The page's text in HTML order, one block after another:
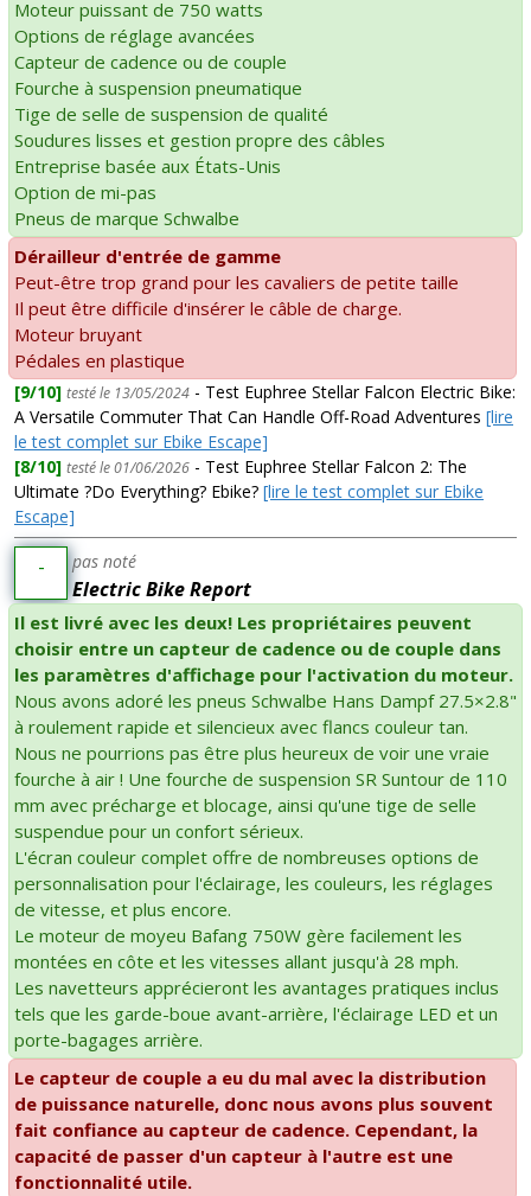
Moteur puissant de 750 watts
Options de réglage avancées
Capteur de cadence ou de couple
Fourche à suspension pneumatique
Tige de selle de suspension de qualité
Soudures lisses et gestion propre des câbles
Entreprise basée aux États-Unis
Option de mi-pas
Pneus de marque Schwalbe
Dérailleur d'entrée de gamme
Peut-être trop grand pour les cavaliers de petite taille
Il peut être difficile d'insérer le câble de charge.
Moteur bruyant
Pédales en plastique
[9/10] testé le 13/05/2024 - Test Euphree Stellar Falcon Electric Bike:
A Versatile Commuter That Can Handle Off-Road Adventures [lire
le test complet sur Ebike Escape]
[8/10] testé le 01/06/2026 - Test Euphree Stellar Falcon 2: The
Ultimate ?Do Everything? Ebike? [lire le test complet sur Ebike
Escape]
- pas noté
Electric Bike Report
Il est livré avec les deux! Les propriétaires peuvent
choisir entre un capteur de cadence ou de couple dans
les paramètres d'affichage pour l'activation du moteur.
Nous avons adoré les pneus Schwalbe Hans Dampf 27.5×2.8"
à roulement rapide et silencieux avec flancs couleur tan.
Nous ne pourrions pas être plus heureux de voir une vraie
fourche à air ! Une fourche de suspension SR Suntour de 110
mm avec précharge et blocage, ainsi qu'une tige de selle
suspendue pour un confort sérieux.
L'écran couleur complet offre de nombreuses options de
personnalisation pour l'éclairage, les couleurs, les réglages
de vitesse, et plus encore.
Le moteur de moyeu Bafang 750W gère facilement les
montées en côte et les vitesses allant jusqu'à 28 mph.
Les navetteurs apprécieront les avantages pratiques inclus
tels que les garde-boue avant-arrière, l'éclairage LED et un
porte-bagages arrière.
Le capteur de couple a eu du mal avec la distribution
de puissance naturelle, donc nous avons plus souvent
fait confiance au capteur de cadence. Cependant, la
capacité de passer d'un capteur à l'autre est une
fonctionnalité utile.